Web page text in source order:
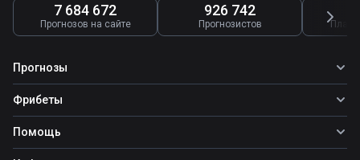
7 684 672
Прогнозов на сайте
926 742
Прогнозистов
Прогнозы
Все прогнозы
Топ ставок
Прогнозы на футбол
Фрибеты
Фрибеты
Фрибет Ubet
Помощь
Школа ставок